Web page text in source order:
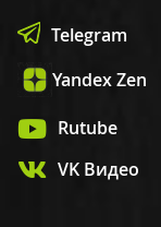
Telegram
Yandex Zen
Rutube
VK Видео